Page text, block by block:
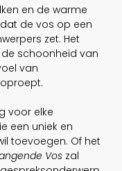
en de warme
de vos op een
zet. Het
schoonheid van
van
voor elke
een uniek en
toevoegen. Of het
Vos zal